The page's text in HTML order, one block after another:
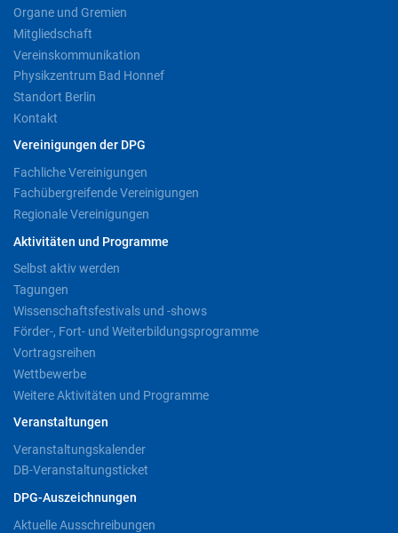
Organe und Gremien
Mitgliedschaft
Vereinskommunikation
Physikzentrum Bad Honnef
Standort Berlin
Kontakt
Vereinigungen der DPG
Fachliche Vereinigungen
Fachübergreifende Vereinigungen
Regionale Vereinigungen
Aktivitäten und Programme
Selbst aktiv werden
Tagungen
Wissenschaftsfestivals und -shows
Förder-, Fort- und Weiterbildungsprogramme
Vortragsreihen
Wettbewerbe
Weitere Aktivitäten und Programme
Veranstaltungen
Veranstaltungskalender
DB-Veranstaltungsticket
DPG-Auszeichnungen
Aktuelle Ausschreibungen